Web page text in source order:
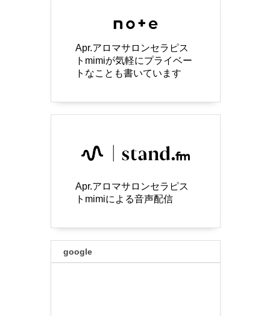
Apr.アロマサロンセラピス
トmimiが気軽にプライベー
トなことも書いています
Apr.アロマサロンセラピス
トmimiによる音声配信
google